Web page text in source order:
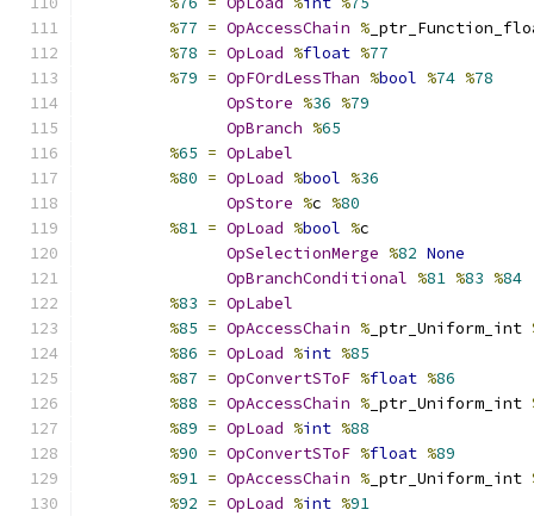
%77 = OpAccessChain %
%78 = OpLoad %float %77
%79 = OpFOrdLessThan %bool %74 %78
OpStore %36 %79
OpBranch %65
%65 = OpLabel
%80 = OpLoad %bool %36
OpStore %c %80
%81 = OpLoad %bool %c
OpSelectionMerge %82 None
OpBranchConditional %81 %83 %84
%83 = OpLabel
%85 = OpAccessChain % _ptr_Uniform_int
%86 = OpLoad %int %85
%87 = OpConvertSToF %float %86
%88 = OpAccessChain % _ptr_Uniform_int
%89 = OpLoad %int %88
%90 = OpConvertSToF %float %89
%91 = OpAccessChain % _ptr_Uniform_int
%92 = OpLoad %int %91